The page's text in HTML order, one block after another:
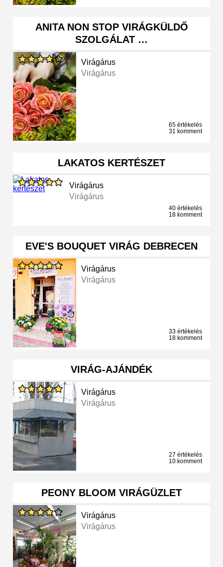
ANITA NON STOP VIRÁGKÜLDŐ
SZOLGÁLAT …
Virágárus
Virágárus
65 értékelés
31 komment
LAKATOS KERTÉSZET
Virágárus
Virágárus
40 értékelés
18 komment
EVE'S BOUQUET VIRÁG DEBRECEN
Virágárus
Virágárus
33 értékelés
18 komment
VIRÁG-AJÁNDÉK
Virágárus
Virágárus
27 értékelés
10 komment
PEONY BLOOM VIRÁGÜZLET
Virágárus
Virágárus